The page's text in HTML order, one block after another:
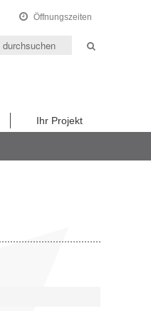
Öffnungszeiten
Ihr Projekt